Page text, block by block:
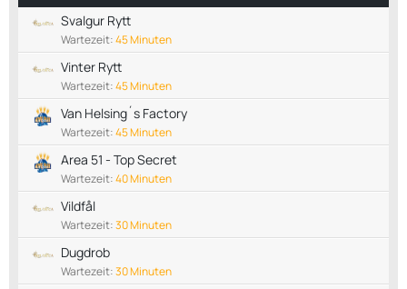
Svalgur Rytt
Wartezeit:45 Minuten
Vinter Rytt
Wartezeit:45 Minuten
Van Helsing´s Factory
Wartezeit:45 Minuten
Area 51 - Top Secret
Wartezeit:40 Minuten
Vildfål
Wartezeit:30 Minuten
Dugdrob
Wartezeit:30 Minuten